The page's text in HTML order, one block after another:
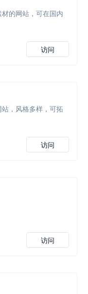
的网站，可在国内
访问
，风格多样，可拓
访问
访问